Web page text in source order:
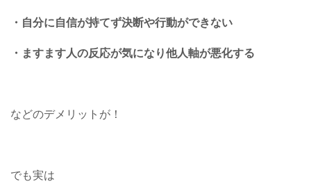
・自分に自信が持てず決断や行動ができない
・ますます人の反応が気になり他人軸が悪化する
などのデメリットが！
でも実は